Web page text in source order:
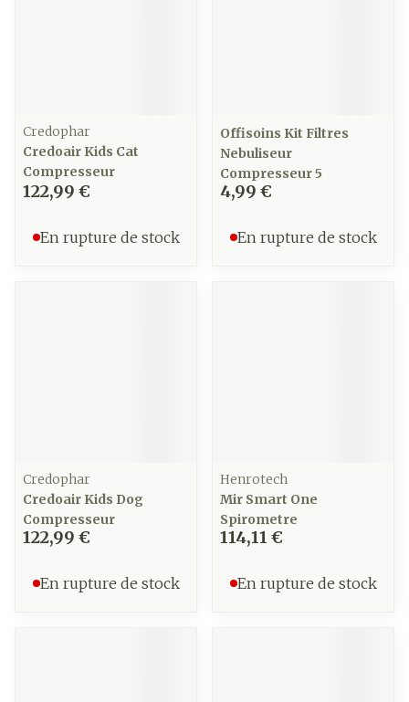
Credophar
Credoair Kids Cat
Compresseur
122,99 €
En rupture de stock
Offisoins Kit Filtres
Nebuliseur
Compresseur 5
4,99 €
En rupture de stock
Credophar
Credoair Kids Dog
Compresseur
122,99 €
En rupture de stock
Henrotech
Mir Smart One
Spirometre
114,11 €
En rupture de stock